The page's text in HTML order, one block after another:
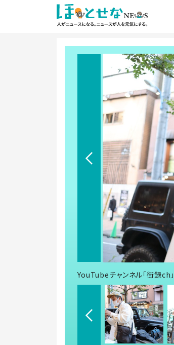
YouTubeチャンネル「街録ch